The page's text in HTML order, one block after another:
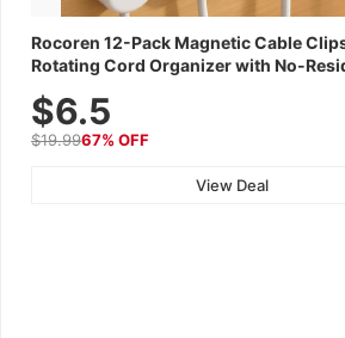
Rocoren 12-Pack Magnetic Cable
Rotating Cord Organizer with No-
Wall, Car & Office, White
$6.5
$19.9967% OFF
View Deal